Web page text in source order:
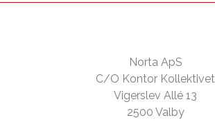
Norta ApS
C/O Kontor Kollektivet
Vigerslev Allé 13
2500 Valby